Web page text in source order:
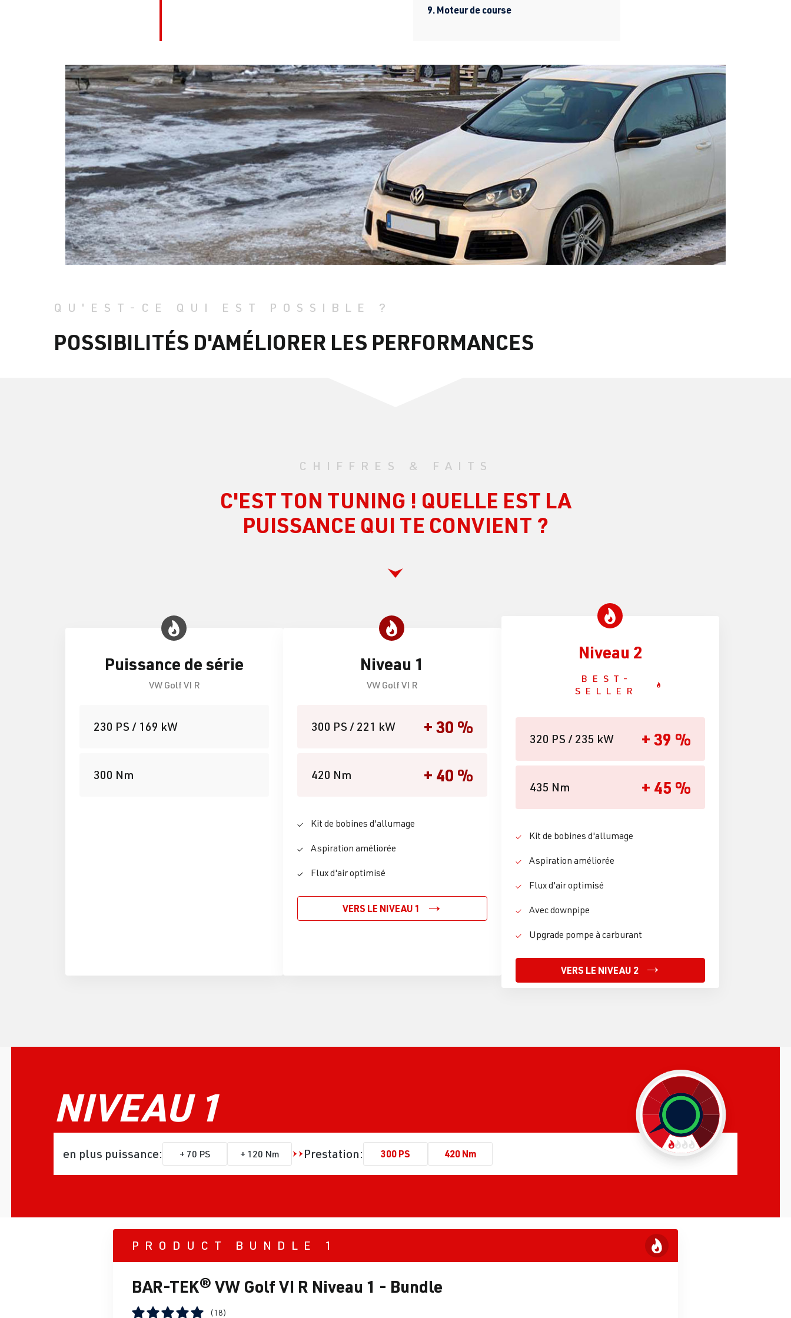
9. Moteur de course
QU'EST-CE QUI EST POSSIBLE ?
POSSIBILITÉS D'AMÉLIORER LES PERFORMANCES
CHIFFRES & FAITS
C'EST TON TUNING ! QUELLE EST LA
PUISSANCE QUI TE CONVIENT ?
Puissance de série
VW Golf VI R
230 PS / 169 kW
300 Nm
Niveau 1
VW Golf VI R
300 PS / 221 kW + 30 %
420 Nm + 40 %
Kit de bobines d'allumage
Aspiration améliorée
Flux d'air optimisé
VERS LE NIVEAU 1
Niveau 2
BEST-
SELLER
320 PS / 235 kW + 39 %
435 Nm + 45 %
Kit de bobines d'allumage
Aspiration améliorée
Flux d'air optimisé
Avec downpipe
Upgrade pompe à carburant
VERS LE NIVEAU 2
NIVEAU 1
en plus puissance: + 70 PS + 120 Nm Prestation: 300 PS 420 Nm
PRODUCT BUNDLE 1
BAR-TEK® VW Golf VI R Niveau 1 - Bundle
(18)